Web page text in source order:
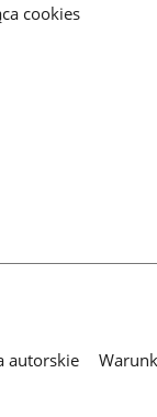
cookies
autorskie